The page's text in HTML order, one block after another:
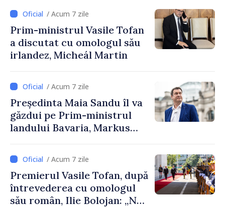
Cooperare al Elveției în
Republica Moldova
/ Acum 7 zile
Prim-ministrul Vasile Tofan
a discutat cu omologul său
irlandez, Micheál Martin
/ Acum 7 zile
Președinta Maia Sandu îl va
găzdui pe Prim-ministrul
landului Bavaria, Markus
/ Acum 7 zile
Premierul Vasile Tofan, după
întrevederea cu omologul
său român, Ilie Bolojan: „Ne